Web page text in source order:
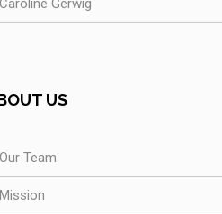
US
Our Team
Mission